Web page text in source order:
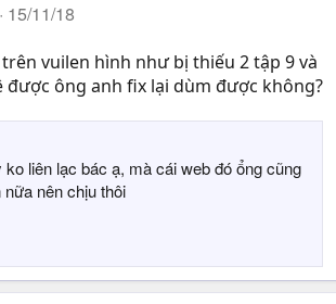
15/11/18
vuilen hình như bị thiếu 2 tập 9 và
được ông anh fix lại dùm được không?
ko liên lạc bác ạ, mà cái web đó ổng cũng
nên chịu thôi